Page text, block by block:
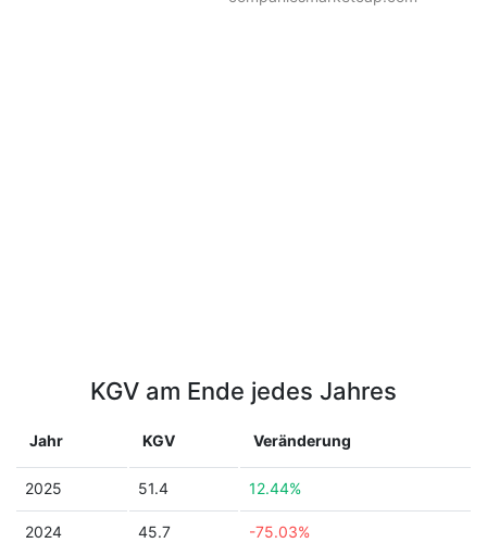
KGV am Ende jedes Jahres
Jahr KGV Veränderung
2025 51.4 12.44%
2024 45.7 -75.03%